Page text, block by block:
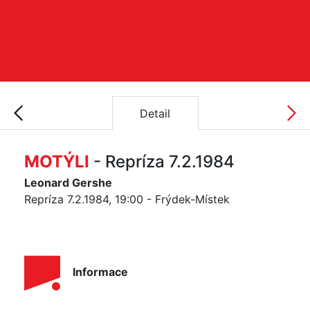
Detail
MOTÝLI - Repríza 7.2.1984
Leonard Gershe
Repríza 7.2.1984, 19:00 - Frýdek-Místek
Informace